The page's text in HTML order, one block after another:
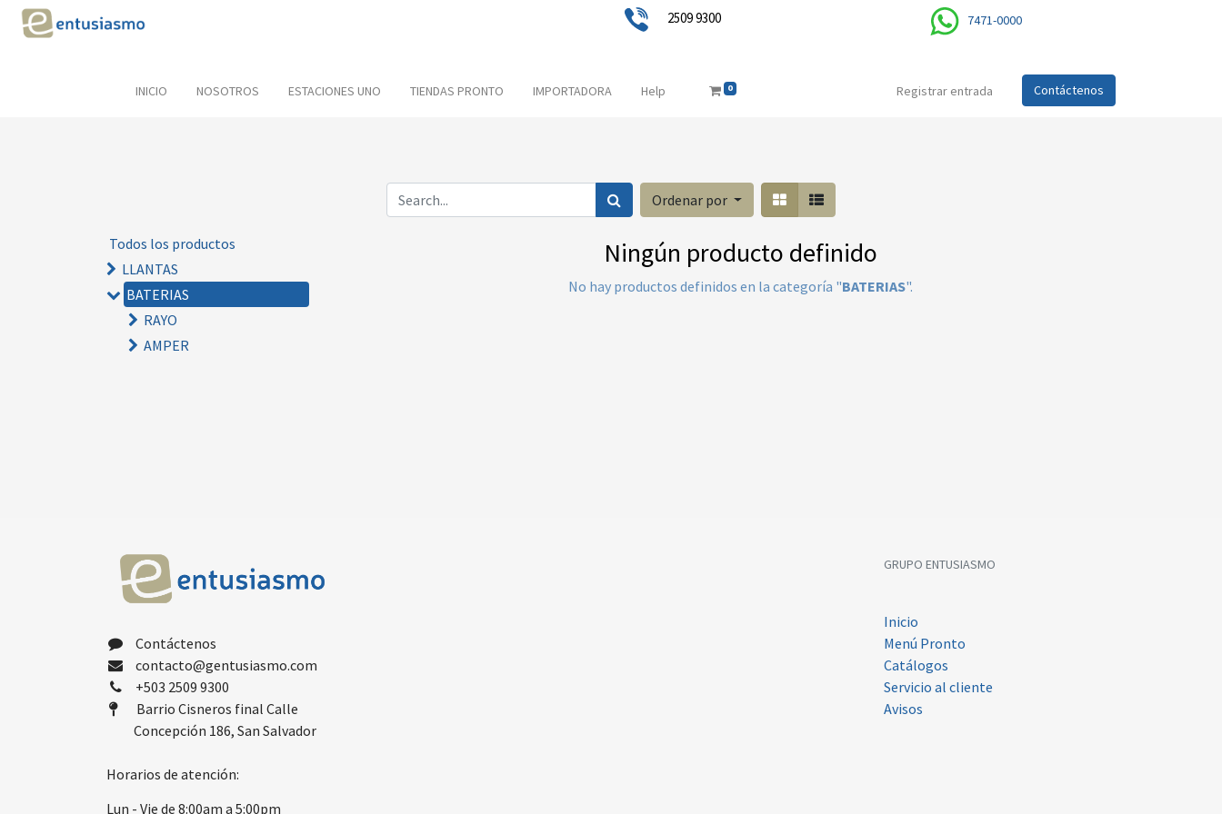
2509 9300 7471-0000
INICIO NOSOTROS ESTACIONES UNO TIENDAS PRONTO IMPORTADORA Help 0 Registrar entrada Contáctenos
Ordenar por
Todos los productos
LLANTAS
BATERIAS
RAYO
AMPER
Ningún producto definido
No hay productos definidos en la categoría "BATERIAS".
Contáctenos
contacto@gentusiasmo.com
+503 2509 9300
Barrio Cisneros final Calle
Concepción 186, San Salvador
Horarios de atención:
Lun - Vie de 8:00am a 5:00pm
GRUPO ENTUSIASMO
Inicio
Menú Pronto
Catálogos
Servicio al cliente
Avisos